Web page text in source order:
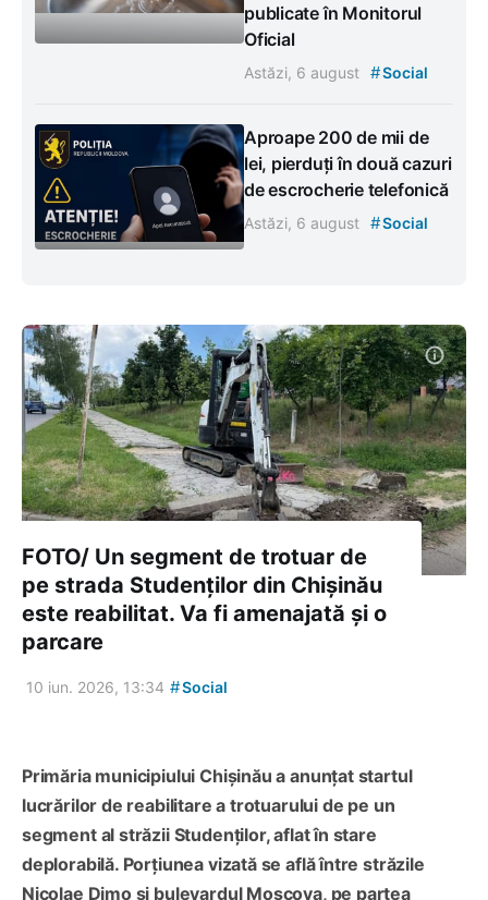
publicate în Monitorul
Oficial
Astăzi, 6 august #Social
Aproape 200 de mii de
lei, pierduți în două cazuri
de escrocherie telefonică
Astăzi, 6 august #Social
FOTO/ Un segment de trotuar de
pe strada Studenților din Chișinău
este reabilitat. Va fi amenajată și o
parcare
10 iun. 2026, 13:34 #Social
Primăria municipiului Chișinău a anunțat startul
lucrărilor de reabilitare a trotuarului de pe un
segment al străzii Studenților, aflat în stare
deplorabilă. Porțiunea vizată se află între străzile
Nicolae Dimo și bulevardul Moscova, pe partea